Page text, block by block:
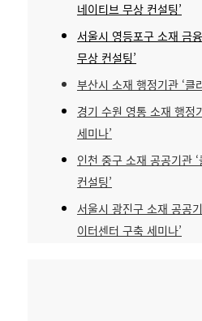
네이티브 무상 컨설팅’
서울시 영등포구 소재 금
무상 컨설팅’
부산시 소재 행정기관 ‘클
경기 수원 영통 소재 행정
세미나’
인천 중구 소재 공공기관
컨설팅’
서울시 광진구 소재 공공
이터센터 구축 세미나’